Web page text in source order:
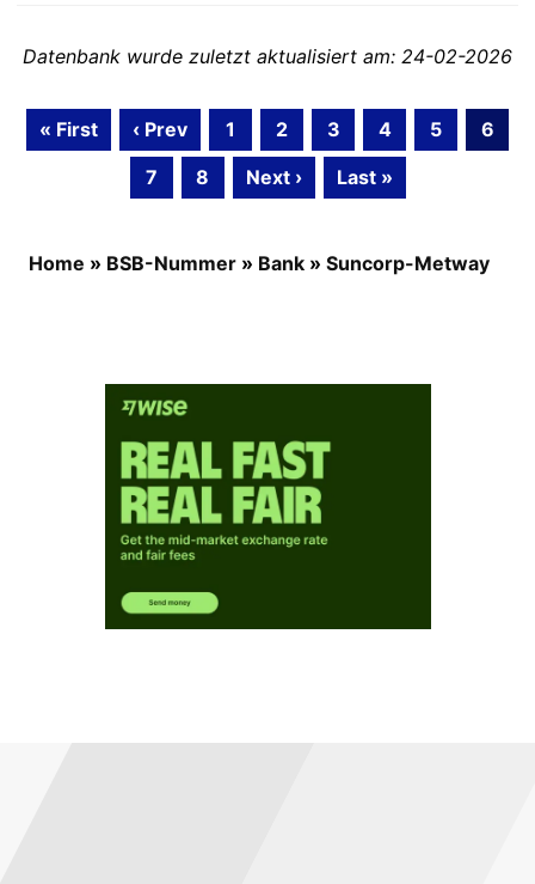
Datenbank wurde zuletzt aktualisiert am: 24-02-2026
« First ‹ Prev 1 2 3 4 5
6
7
8 Next › Last »
Home » BSB-Nummer » Bank » Suncorp-Metway